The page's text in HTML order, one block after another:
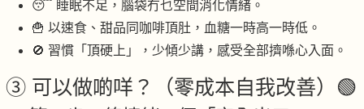
😴 睡眠不足，腦袋冇乜空間消化情緒。
🍟 以速食、甜品同咖啡頂肚，血糖一時高一時低。
🚫 習慣「頂硬上」，少傾少講，感受全部擠喺心入面。
③ 可以做啲咩？（零成本自我改善）🟢